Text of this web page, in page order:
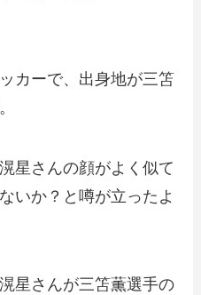
カーで、出身地が三笘
星さんの顔がよく似て
いか？と噂が立ったよ
星さんが三笘薫選手の